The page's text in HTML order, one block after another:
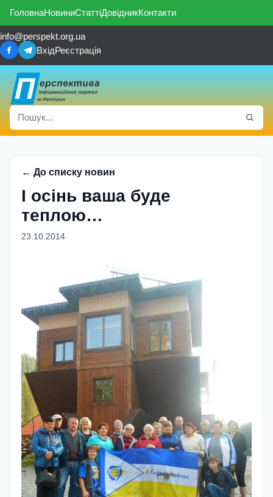
ГоловнаНовиниСтаттіДовідникКонтакти
info@perspekt.org.ua
ВхідРеєстрація
← До списку новин
І осінь ваша буде
теплою…
23.10.2014